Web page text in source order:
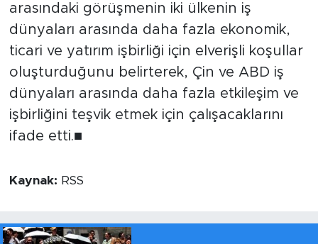
arasındaki görüşmenin iki ülkenin iş
dünyaları arasında daha fazla ekonomik,
ticari ve yatırım işbirliği için elverişli koşullar
oluşturduğunu belirterek, Çin ve ABD iş
dünyaları arasında daha fazla etkileşim ve
işbirliğini teşvik etmek için çalışacaklarını
ifade etti.■
Kaynak: RSS